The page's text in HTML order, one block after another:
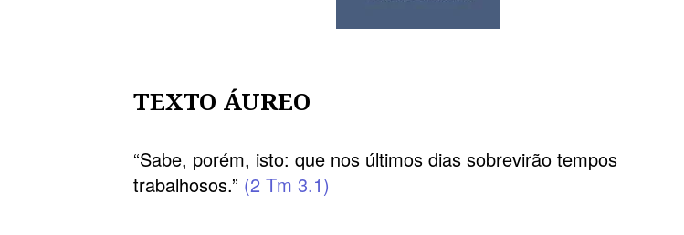
TEXTO ÁUREO
“Sabe, porém, isto: que nos últimos dias sobrevirão tempos
trabalhosos.” (2 Tm 3.1)